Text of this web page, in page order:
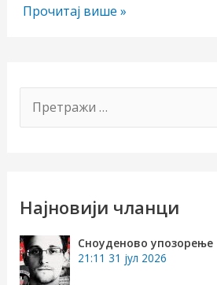
Маријина
Прочитај више »
р
р
г
а
Најновији чланци
Сноуденово упозорење
21:11 31 јул 2026